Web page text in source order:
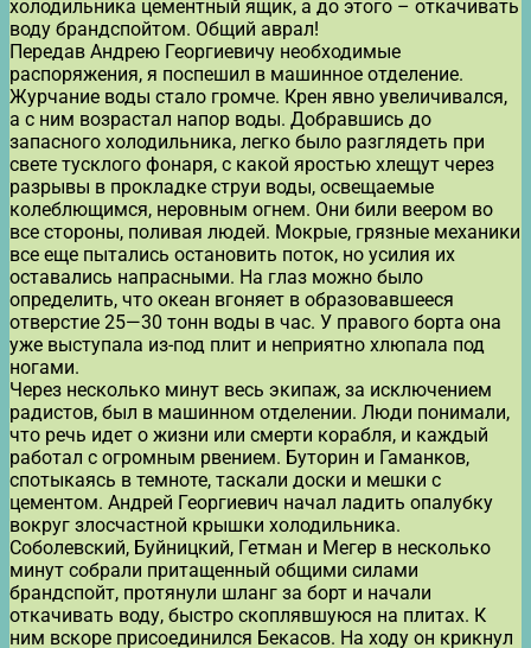
холодильника цементный ящик, а до этого – откачивать
воду брандспойтом. Общий аврал!
Передав Андрею Георгиевичу необходимые
распоряжения, я поспешил в машинное отделение.
Журчание воды стало громче. Крен явно увеличивался,
а с ним возрастал напор воды. Добравшись до
запасного холодильника, легко было разглядеть при
свете тусклого фонаря, с какой яростью хлещут через
разрывы в прокладке струи воды, освещаемые
колеблющимся, неровным огнем. Они били веером во
все стороны, поливая людей. Мокрые, грязные механики
все еще пытались остановить поток, но усилия их
оставались напрасными. На глаз можно было
определить, что океан вгоняет в образовавшееся
отверстие 25—30 тонн воды в час. У правого борта она
уже выступала из-под плит и неприятно хлюпала под
ногами.
Через несколько минут весь экипаж, за исключением
радистов, был в машинном отделении. Люди понимали,
что речь идет о жизни или смерти корабля, и каждый
работал с огромным рвением. Буторин и Гаманков,
спотыкаясь в темноте, таскали доски и мешки с
цементом. Андрей Георгиевич начал ладить опалубку
вокруг злосчастной крышки холодильника.
Соболевский, Буйницкий, Гетман и Мегер в несколько
минут собрали притащенный общими силами
брандспойт, протянули шланг за борт и начали
откачивать воду, быстро скоплявшуюся на плитах. К
ним вскоре присоединился Бекасов. На ходу он крикнул